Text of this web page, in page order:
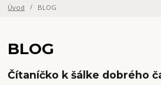
Úvod BLOG
BLOG
Čítaníčko k šálke dobrého